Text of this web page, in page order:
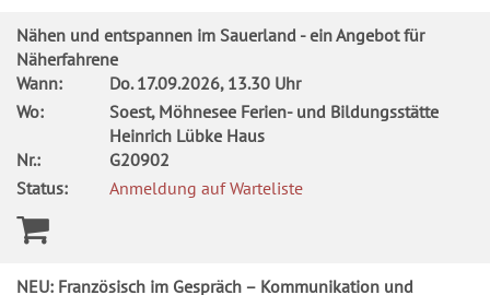
Nähen und entspannen im Sauerland - ein Angebot für
Näherfahrene
Wann:
Do.17.09.2026, 13.30 Uhr
Wo:
Soest, Möhnesee Ferien- und Bildungsstätte
Heinrich Lübke Haus
Nr.:
G20902
Status:
Anmeldung auf Warteliste
NEU: Französisch im Gespräch – Kommunikation und